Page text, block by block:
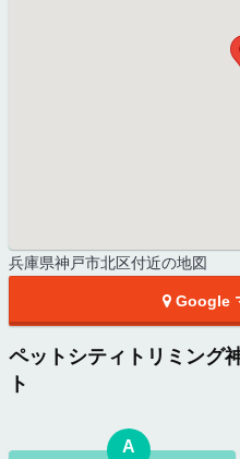
兵庫県神戸市北区付近の地図
Google
ペットシティトリミング
ト
A